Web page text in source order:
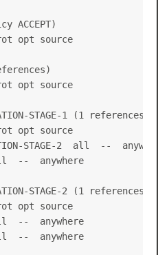
ACCEPT)
opt source
opt source
STAGE-1 (1 references)
opt source
STAGE-2  all  --
--  anywhere
STAGE-2 (1 references)
opt source
--  anywhere
--  anywhere